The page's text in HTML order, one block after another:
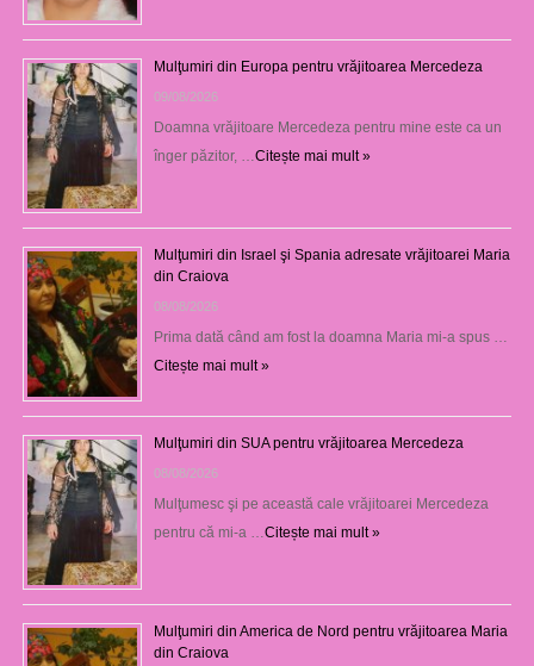
Mulţumiri din Europa pentru vrăjitoarea Mercedeza
09/08/2026
Doamna vrăjitoare Mercedeza pentru mine este ca un
înger păzitor, … Citește mai mult »
Mulţumiri din Israel şi Spania adresate vrăjitoarei Maria
din Craiova
08/08/2026
Prima dată când am fost la doamna Maria mi-a spus …
Citește mai mult »
Mulţumiri din SUA pentru vrăjitoarea Mercedeza
08/08/2026
Mulţumesc şi pe această cale vrăjitoarei Mercedeza
pentru că mi-a … Citește mai mult »
Mulţumiri din America de Nord pentru vrăjitoarea Maria
din Craiova